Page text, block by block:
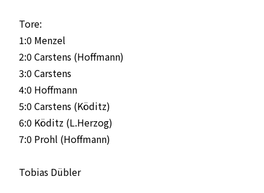
Tore:
1:0 Menzel
2:0 Carstens (Hoffmann)
3:0 Carstens
4:0 Hoffmann
5:0 Carstens (Köditz)
6:0 Köditz (L.Herzog)
7:0 Prohl (Hoffmann)
Tobias Dübler